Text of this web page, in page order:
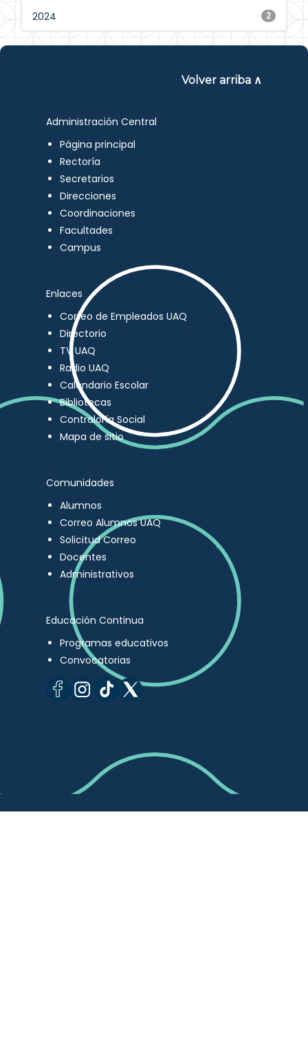
2
2024
Volver arriba ∧
Administración Central
Página principal
Rectoría
Secretarios
Direcciones
Coordinaciones
Facultades
Campus
Enlaces
Correo de Empleados UAQ
Directorio
TV UAQ
Radio UAQ
Calendario Escolar
Bibliotecas
Contraloría Social
Mapa de sitio
Comunidades
Alumnos
Correo Alumnos UAQ
Solicitud Correo
Docentes
Administrativos
Educación Continua
Programas educativos
Convocatorias